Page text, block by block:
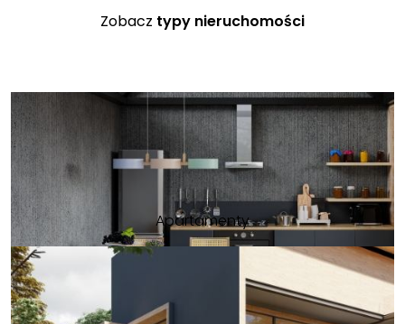
Zobacz typy nieruchomości
Apartamenty